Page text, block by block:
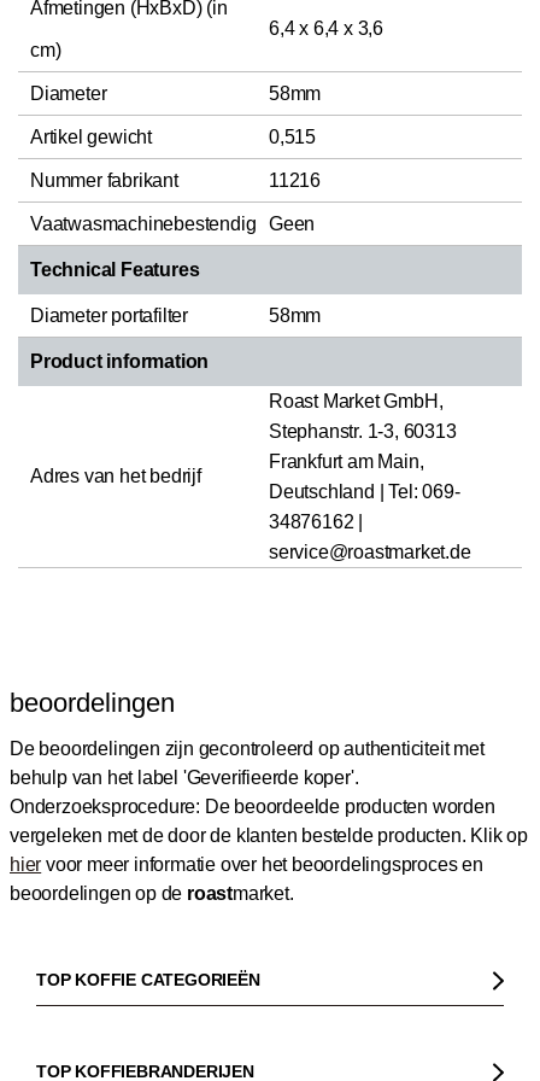
Afmetingen (HxBxD) (in
cm)
6,4 x 6,4 x 3,6
Diameter 58mm
Artikel gewicht 0,515
Nummer fabrikant 11216
Vaatwasmachinebestendig Geen
Technical Features
Diameter portafilter 58mm
Product information
Adres van het bedrijf
Roast Market GmbH,
Stephanstr. 1-3, 60313
Frankfurt am Main,
Deutschland | Tel: 069-
34876162 |
service@roastmarket.de
beoordelingen
De beoordelingen zijn gecontroleerd op authenticiteit met
behulp van het label 'Geverifieerde koper'.
Onderzoeksprocedure: De beoordeelde producten worden
vergeleken met de door de klanten bestelde producten. Klik op
hier voor meer informatie over het beoordelingsproces en
beoordelingen op de roastmarket.
TOP KOFFIE CATEGORIEËN
Koffiebonen
TOP KOFFIEBRANDERIJEN